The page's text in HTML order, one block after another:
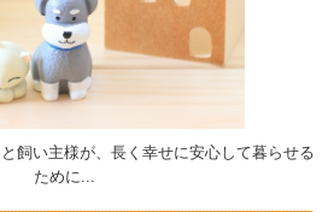
飼い主様が、長く幸せに安心して暮らせる
ために...